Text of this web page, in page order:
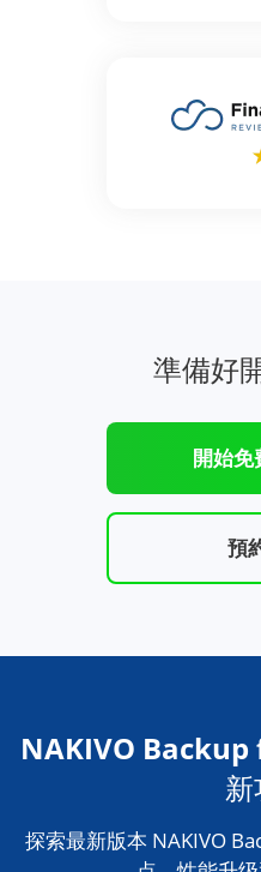
開始免
預
点、性能升